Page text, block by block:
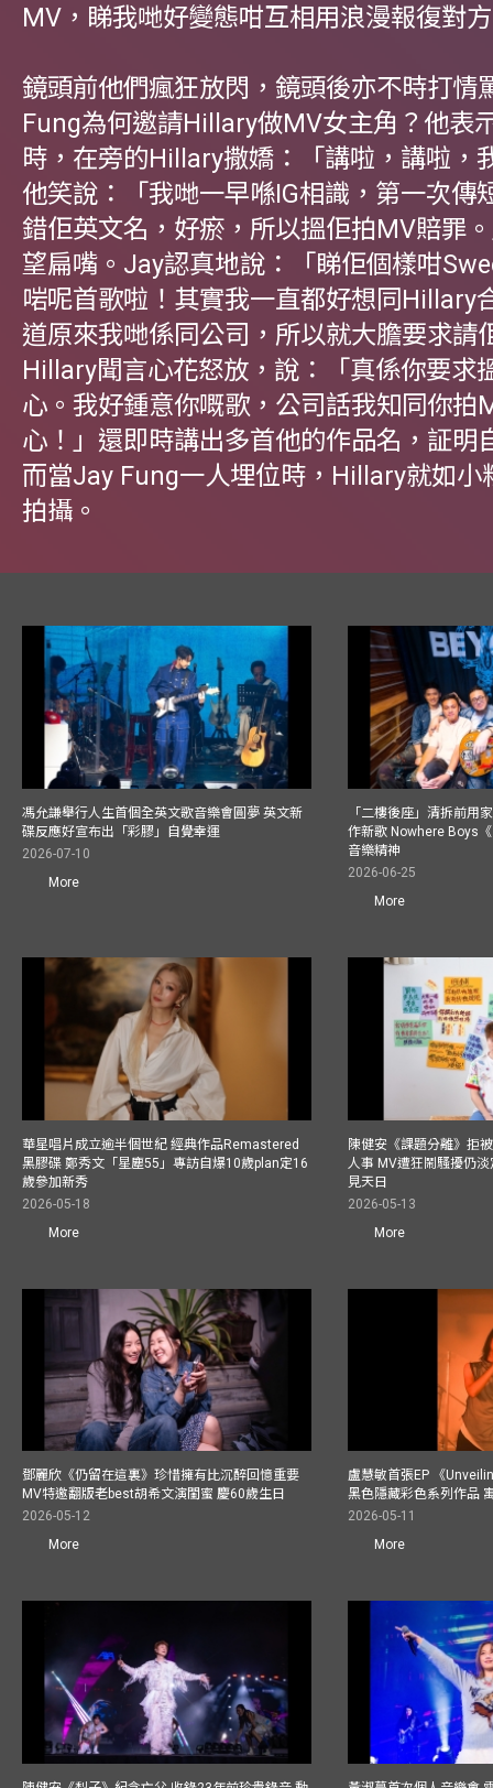
MV，睇我哋好變態咁互相用浪漫報復對
鏡頭前他們瘋狂放閃，鏡頭後亦不時打情
Fung為何邀請Hillary做MV女主角？他表
時，在旁的Hillary撒嬌：「講啦，講啦，
他笑說：「我哋一早喺IG相識，第一次傳
錯佢英文名，好瘀，所以搵佢拍MV賠罪
望扁嘴。Jay認真地說：「睇佢個樣咁
啱呢首歌啦！其實我一直都好想同Hillary
道原來我哋係同公司，所以就大膽要求請
Hillary聞言心花怒放，說：「真係你要求
心。我好鍾意你嘅歌，公司話我知同你拍
心！」還即時講出多首他的作品名，証明
而當Jay Fung一人埋位時，Hillary就如小
拍攝。
馮允謙舉行人生首個全英文歌音樂會圓夢 英文新
碟反應好宣布出「彩膠」自覺幸運
2026-07-10
More
「二樓後座」清拆前用
作新歌 Nowhere Boys
音樂精神
2026-06-25
More
華星唱片成立逾半個世紀 經典作品Remastered
黑膠碟 鄭秀文「星塵55」專訪自爆10歲plan定16
歲參加新秀
2026-05-18
More
陳健安《課題分離》拒
人事 MV遭狂鬧騷擾仍
見天日
2026-05-13
More
鄧麗欣《仍留在這裏》珍惜擁有比沉醉回憶重要
MV特邀翻版老best胡希文演閨蜜 慶60歲生日
2026-05-12
More
盧慧敏首張EP 《
黑色隱藏彩色系列作品
2026-05-11
More